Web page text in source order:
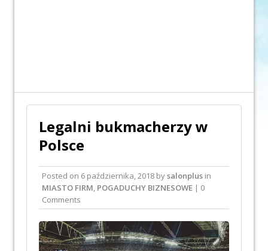
Legalni bukmacherzy w
Polsce
Posted on 6 października, 2018 bysalonplus in
MIASTO FIRM, POGADUCHY BIZNESOWE | 0
Comments